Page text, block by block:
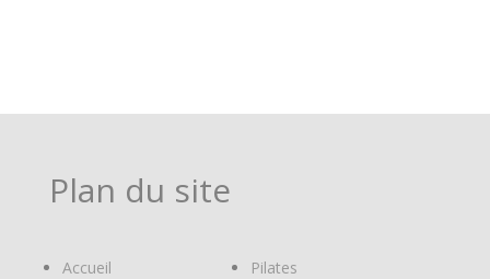
Plan du site
Accueil
Pilates